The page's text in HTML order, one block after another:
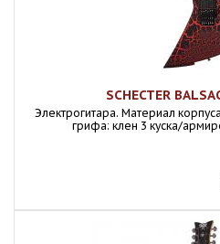
SCHECTER
Электрогитара. Материал
грифа: клен 3 куска/